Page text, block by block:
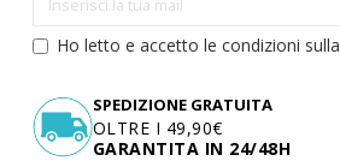
Ho letto e accetto le condizioni sulla
SPEDIZIONE GRATUITA
OLTRE I 49,90€
GARANTITA IN 24/48H